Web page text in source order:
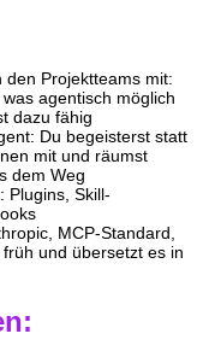
Projektteams mit:
agentisch möglich
dazu fähig
Du begeisterst statt
mit und räumst
dem Weg
Plugins, Skill-
MCP-Standard,
und übersetzt es in